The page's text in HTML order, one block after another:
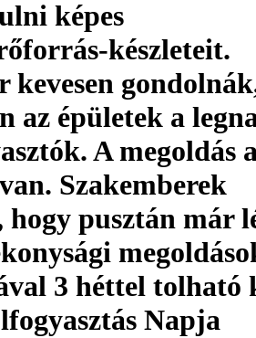
képes
készleteit.
kevesen
az épületek a
A megoldás
Szakemberek
pusztán már
3 héttel tolható
Napja